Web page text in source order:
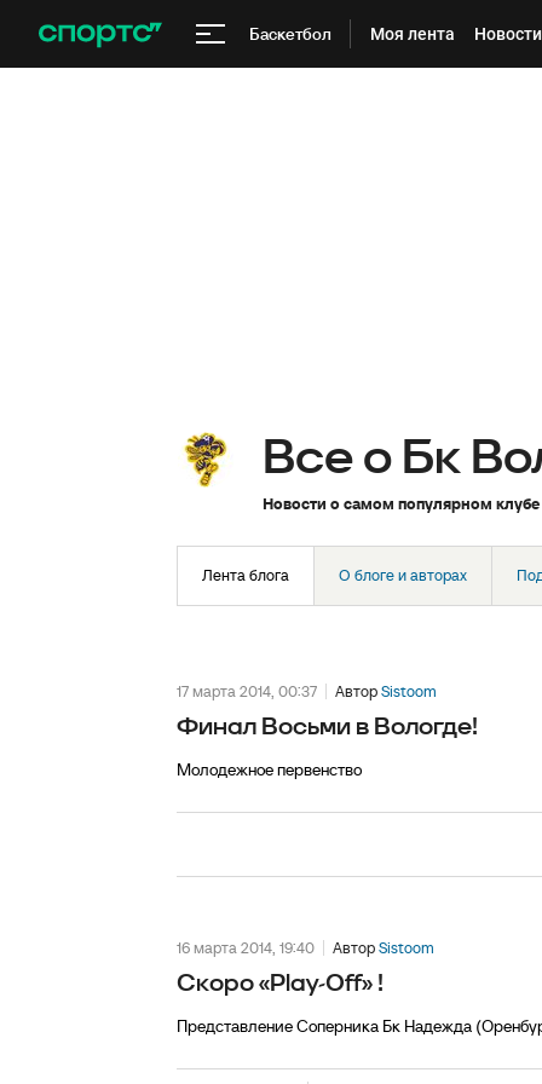
Баскетбол Моя лента Новости
Все о Бк
Новости о самом популярном
Лента блога О блоге и авторах
17 марта 2014, 00:37 АвторSistoom
Финал Восьми в Вологде!
Молодежное первенство
16 марта 2014, 19:40 АвторSistoom
Скоро «Play-Off» !
Представление Соперника Бк Надежда